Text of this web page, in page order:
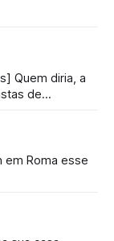
a
de
foi
em Roma esse